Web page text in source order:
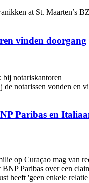
at St. Maarten’s
vinden doorgang
notariskantoren
notarissen vonden en
Paribas en
op Curaçao mag van
Paribas over een
heeft 'geen enkele